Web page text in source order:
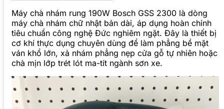
Máy chà nhám rung 190W Bosch GSS 2300 là dòng
máy chà nhám chữ nhật bản dài, áp dụng hoàn chỉnh
tiêu chuẩn công nghệ Đức nghiêm ngặt. Đây là thiết bị
cơ khí thực dụng chuyên dùng để làm phẳng bề mặt
ván khổ lớn, xả nhám phẳng nẹp cửa gỗ tự nhiên hoặc
chà mịn lớp trét lót ma-tít ngành sơn xe.